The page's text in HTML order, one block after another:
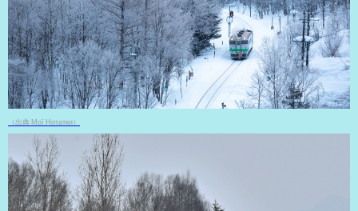
（出典 Мої Нотатки）